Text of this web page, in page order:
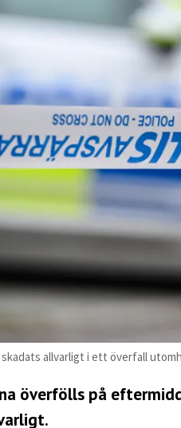
allvarligt i ett överfall
överfölls på